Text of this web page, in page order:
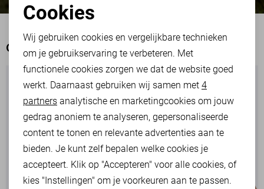
OOK HET BEKIJKEN WAARD
Noodzakelijke cookies
Personalisatie cookies
Analytische cookies
Marketing cookies
Cookies
Wij gebruiken cookies en vergelijkbare technieken
om je gebruikservaring te verbeteren. Met
functionele cookies zorgen we dat de website goed
werkt. Daarnaast gebruiken wij samen met 4
partners analytische en marketingcookies om jouw
gedrag anoniem te analyseren, gepersonaliseerde
content te tonen en relevante advertenties aan te
bieden. Je kunt zelf bepalen welke cookies je
accepteert. Klik op "Accepteren" voor alle cookies, of
kies "Instellingen" om je voorkeuren aan te passen.